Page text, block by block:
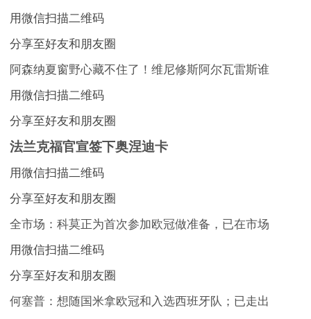
用微信扫描二维码
分享至好友和朋友圈
阿森纳夏窗野心藏不住了！维尼修斯阿尔瓦雷斯谁
用微信扫描二维码
分享至好友和朋友圈
法兰克福官宣签下奥涅迪卡
用微信扫描二维码
分享至好友和朋友圈
全市场：科莫正为首次参加欧冠做准备，已在市场
用微信扫描二维码
分享至好友和朋友圈
何塞普：想随国米拿欧冠和入选西班牙队；已走出